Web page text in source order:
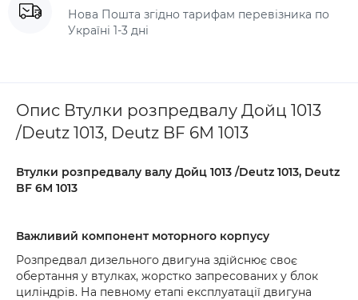
Нова Пошта згідно тарифам перевізника по
Україні 1-3 дні
Опис Втулки розпредвалу Дойц 1013
/Deutz 1013, Deutz BF 6M 1013
Втулки розпредвалу валу Дойц 1013 /Deutz 1013, Deutz
BF 6M 1013
Важливий компонент моторного корпусу
Розпредвал дизельного двигуна здійснює своє
обертання у втулках, жорстко запресованих у блок
циліндрів. На певному етапі експлуатації двигуна